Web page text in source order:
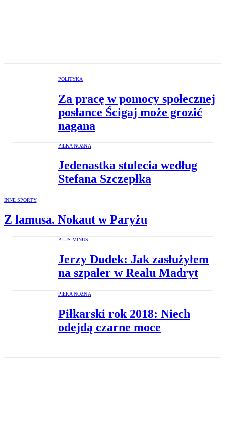
POLITYKA
Za pracę w pomocy społecznej
posłance Ścigaj może grozić
nagana
PIŁKA NOŻNA
Jedenastka stulecia według
Stefana Szczepłka
INNE SPORTY
Z lamusa. Nokaut w Paryżu
PLUS MINUS
Jerzy Dudek: Jak zasłużyłem
na szpaler w Realu Madryt
PIŁKA NOŻNA
Piłkarski rok 2018: Niech
odejdą czarne moce